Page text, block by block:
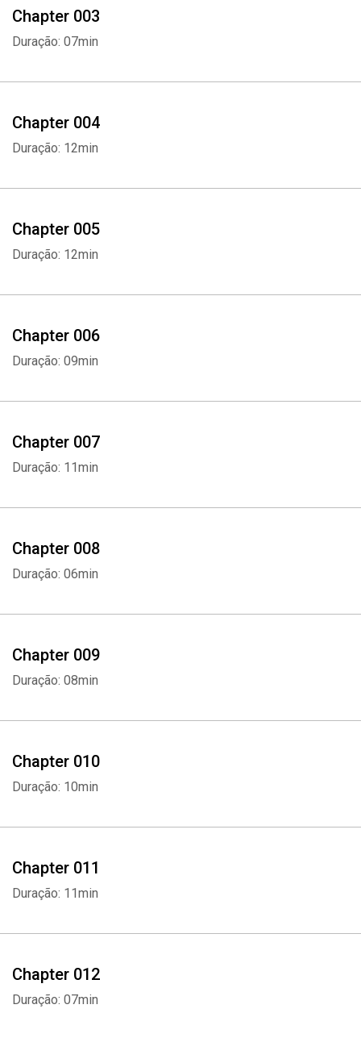
Chapter 003
Duração: 07min
Chapter 004
Duração: 12min
Chapter 005
Duração: 12min
Chapter 006
Duração: 09min
Chapter 007
Duração: 11min
Chapter 008
Duração: 06min
Chapter 009
Duração: 08min
Chapter 010
Duração: 10min
Chapter 011
Duração: 11min
Chapter 012
Duração: 07min